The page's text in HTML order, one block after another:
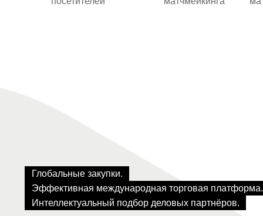
Глобальные закупки.
Эффективная международная торговая платформа.
Интеллектуальный подбор деловых партнёров.